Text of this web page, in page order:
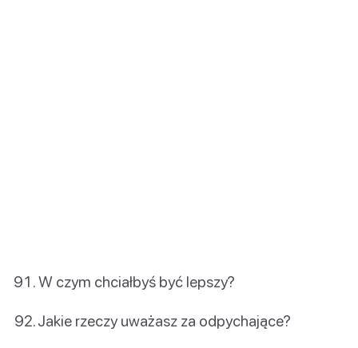
W czym chciałbyś być lepszy?
Jakie rzeczy uważasz za odpychające?